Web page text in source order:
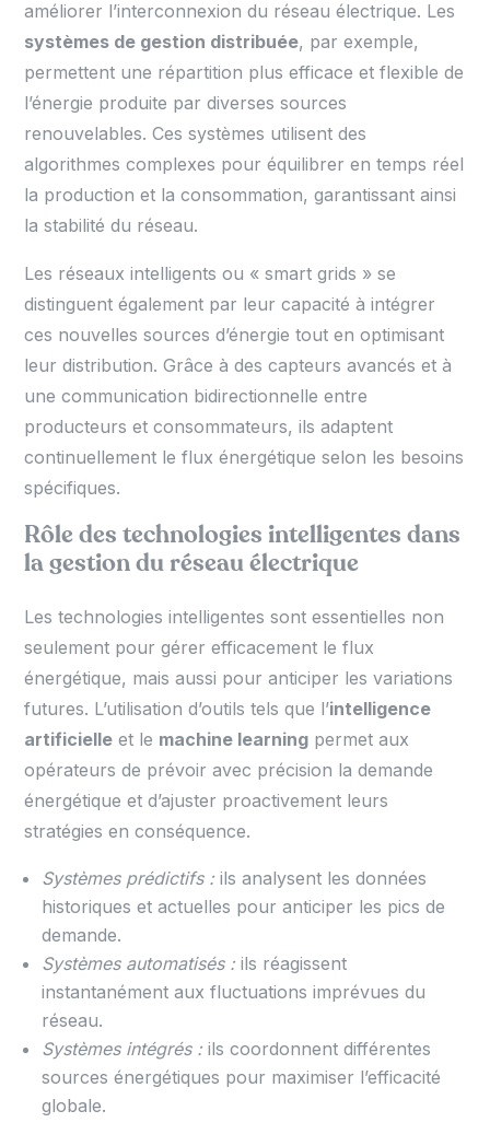
améliorer l’interconnexion du réseau électrique. Les
systèmes de gestion distribuée, par exemple,
permettent une répartition plus efficace et flexible de
l’énergie produite par diverses sources
renouvelables. Ces systèmes utilisent des
algorithmes complexes pour équilibrer en temps réel
la production et la consommation, garantissant ainsi
la stabilité du réseau.
Les réseaux intelligents ou « smart grids » se
distinguent également par leur capacité à intégrer
ces nouvelles sources d’énergie tout en optimisant
leur distribution. Grâce à des capteurs avancés et à
une communication bidirectionnelle entre
producteurs et consommateurs, ils adaptent
continuellement le flux énergétique selon les besoins
spécifiques.
Rôle des technologies intelligentes dans
la gestion du réseau électrique
Les technologies intelligentes sont essentielles non
seulement pour gérer efficacement le flux
énergétique, mais aussi pour anticiper les variations
futures. L’utilisation d’outils tels que l’intelligence
artificielle et le machine learning permet aux
opérateurs de prévoir avec précision la demande
énergétique et d’ajuster proactivement leurs
stratégies en conséquence.
Systèmes prédictifs : ils analysent les données
historiques et actuelles pour anticiper les pics de
demande.
Systèmes automatisés : ils réagissent
instantanément aux fluctuations imprévues du
réseau.
Systèmes intégrés : ils coordonnent différentes
sources énergétiques pour maximiser l’efficacité
globale.